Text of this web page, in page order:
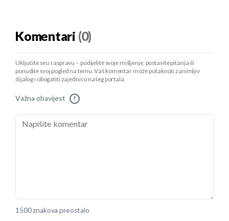
Komentari (0)
Uključite se u raspravu – podijelite svoje mišljenje, postavite pitanja ili
ponudite svoj pogled na temu. Vaš komentar može potaknuti zanimljiv
dijalog i obogatiti zajednicu našeg portala.
Važna obavijest !
1500 znakova preostalo